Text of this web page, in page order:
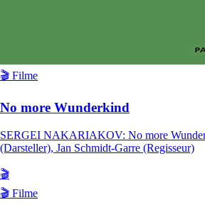
🎬 Filme
No more Wunderkind
SERGEI NAKARIAKOV: No more
(Darsteller), Jan Schmidt-Garre (Regisseur)
🎬
🎬 Filme